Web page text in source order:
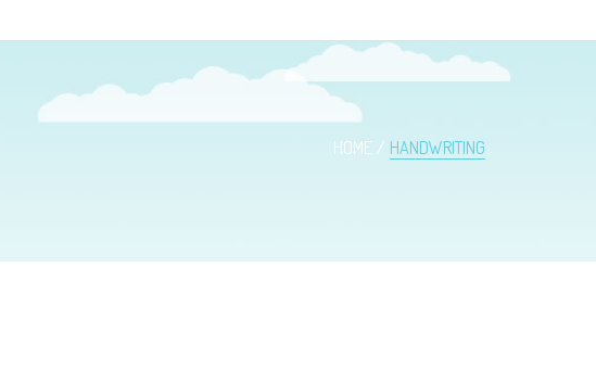
HOME HANDWRITING